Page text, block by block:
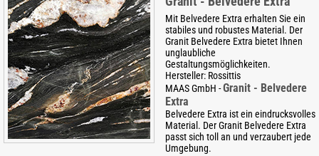
Mit Belvedere Extra erhalten Sie ein
stabiles und robustes Material. Der
Granit Belvedere Extra bietet Ihnen
unglaubliche
Gestaltungsmöglichkeiten.
Hersteller: Rossittis
MAAS GmbH -Granit - Belvedere
Extra
Belvedere Extra ist ein eindrucksvolles
Material. Der Granit Belvedere Extra
passt sich toll an und verzaubert jede
Umgebung.